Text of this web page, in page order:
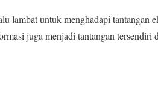
lambat untuk menghadapi tantangan
juga menjadi tantangan tersendiri